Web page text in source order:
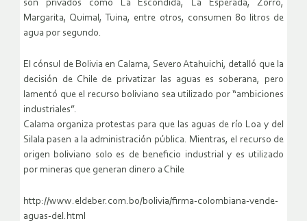
son privados como La Escondida, La Esperada, Zorro,
Margarita, Quimal, Tuina, entre otros, consumen 80 litros de
agua por segundo.
El cónsul de Bolivia en Calama, Severo Atahuichi, detalló que la
decisión de Chile de privatizar las aguas es soberana, pero
lamentó que el recurso boliviano sea utilizado por “ambiciones
industriales”.
Calama organiza protestas para que las aguas de río Loa y del
Silala pasen a la administración pública. Mientras, el recurso de
origen boliviano solo es de beneficio industrial y es utilizado
por mineras que generan dinero a Chile
http://www.eldeber.com.bo/bolivia/firma-colombiana-vende-
aguas-del.html